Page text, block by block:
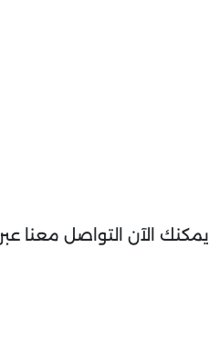
يمكنك الآن التواصل معنا عبر